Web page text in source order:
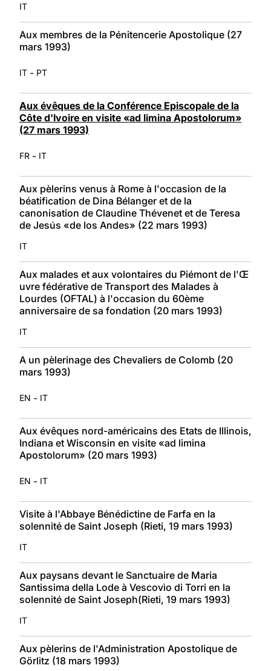
IT
Aux membres de la Pénitencerie Apostolique (27
mars 1993)
IT - PT
Aux évêques de la Conférence Episcopale de la
Côte d'Ivoire en visite «ad limina Apostolorum»
(27 mars 1993)
FR - IT
Aux pèlerins venus à Rome à l'occasion de la
béatification de Dina Bélanger et de la
canonisation de Claudine Thévenet et de Teresa
de Jesús «de los Andes» (22 mars 1993)
IT
Aux malades et aux volontaires du Piémont de l'Œ
uvre fédérative de Transport des Malades à
Lourdes (OFTAL) à l'occasion du 60ème
anniversaire de sa fondation (20 mars 1993)
IT
A un pèlerinage des Chevaliers de Colomb (20
mars 1993)
EN - IT
Aux évêques nord-américains des Etats de Illinois,
Indiana et Wisconsin en visite «ad limina
Apostolorum» (20 mars 1993)
EN - IT
Visite à l'Abbaye Bénédictine de Farfa en la
solennité de Saint Joseph (Rieti, 19 mars 1993)
IT
Aux paysans devant le Sanctuaire de Maria
Santissima della Lode à Vescovìo di Torri en la
solennité de Saint Joseph(Rieti, 19 mars 1993)
IT
Aux pèlerins de l'Administration Apostolique de
Görlitz (18 mars 1993)